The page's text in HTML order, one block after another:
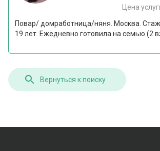
Цена
Повар/ домработница/няня. Москва.
19 лет. Ежедневно готовила на семью (2
Вернуться к поиску